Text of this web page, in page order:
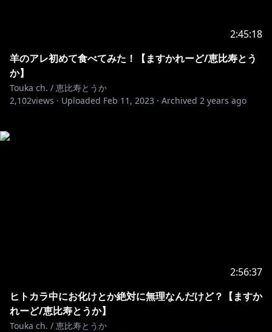
2:45:18
羊のアレ初めて食べてみた！【ますかれーど/恵比寿とう
か】
Touka ch. / 恵比寿とうか
2,102views · Uploaded Feb 11, 2023 · Archived 2 years ago
2:56:37
ヒトカラ中にお化けとか絶対に無理なんだけど？【ますか
れーど/恵比寿とうか】
Touka ch. / 恵比寿とうか